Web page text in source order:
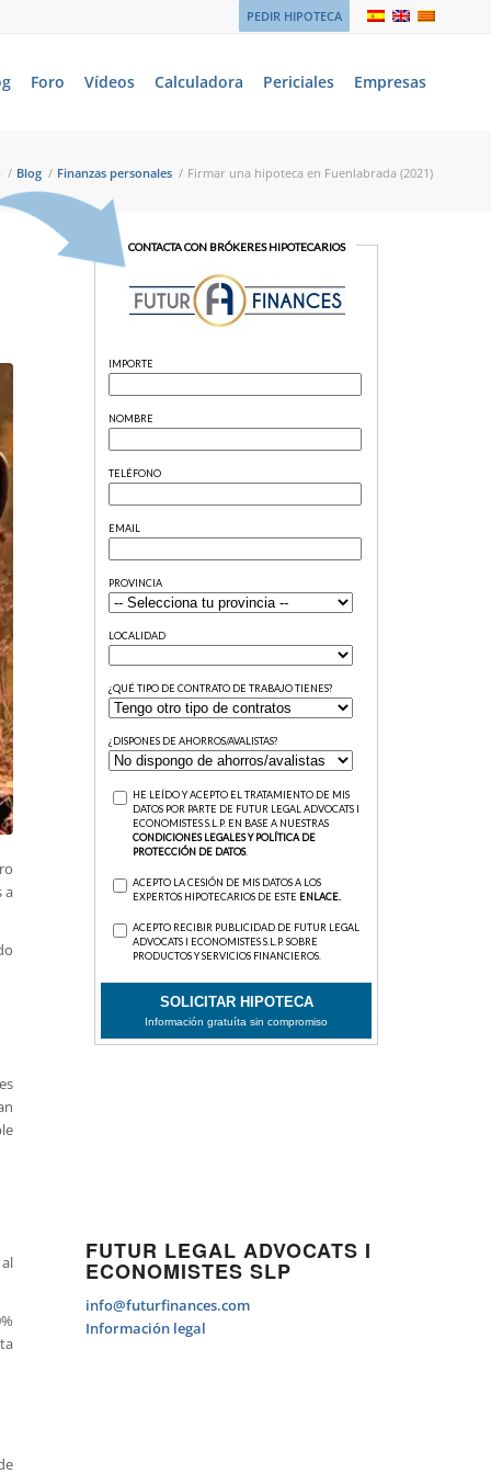
PEDIR HIPOTECA
Foro Vídeos Calculadora Periciales Empresas
/ Blog / Finanzas personales / Firmar una hipoteca en Fuenlabrada (2021)
a
FUTUR LEGAL ADVOCATS I
ECONOMISTES SLP
info@futurfinances.com
Información legal